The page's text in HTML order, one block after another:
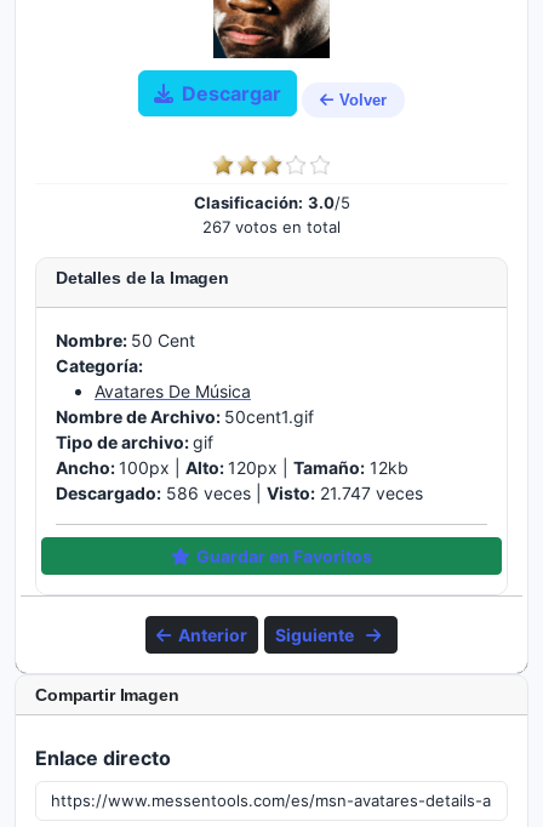
Descargar Volver
Clasificación: 3.0/5
267 votos en total
Detalles de la Imagen
Nombre: 50 Cent
Categoría:
Avatares De Música
Nombre de Archivo: 50cent1.gif
Tipo de archivo:gif
Ancho:100px | Alto:120px | Tamaño: 12kb
Descargado: 586 veces | Visto: 21.747 veces
Guardar en Favoritos
Anterior Siguiente
Compartir Imagen
Enlace directo